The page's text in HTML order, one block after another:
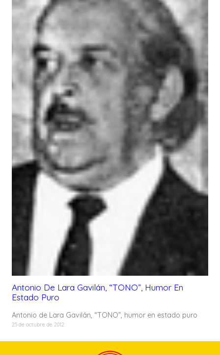
Antonio De Lara Gavilán, “TONO”, Humor En
Estado Puro
Antonio de Lara Gavilán, “TONO”, humor en estado puro
25 de octubre de 2012